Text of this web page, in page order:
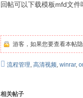
回帖可以下载模板mfd文
游客，如果您要查看本帖
流程管理, 高清视频, winrar,
相关帖子